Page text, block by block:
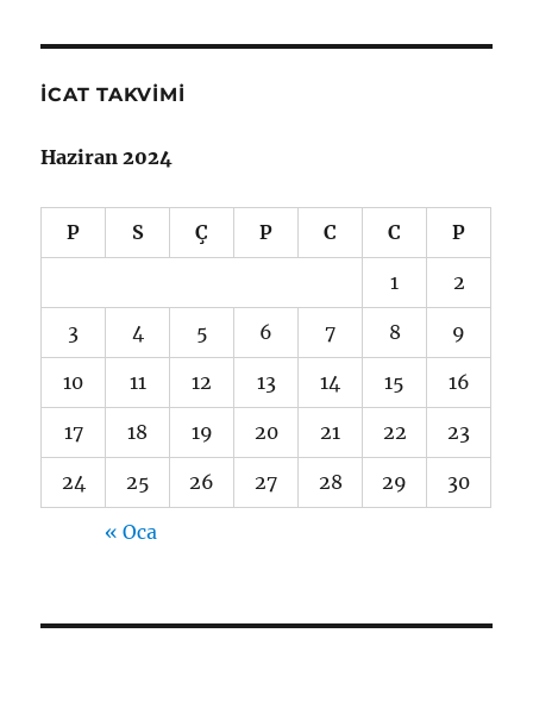
İCAT TAKVIMI
Haziran 2024
P S Ç P C C P
1 2
3 4 5 6 7 8 9
10 11 12 13 14 15 16
17 18 19 20 21 22 23
24 25 26 27 28 29 30
« Oca